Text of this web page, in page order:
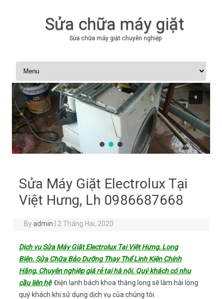
Sửa chữa máy giặt
Sửa chữa máy giặt chuyên nghiệp
Skip to content
Sửa Máy Giặt Electrolux Tại
Việt Hưng, Lh 0986687668
Byadmin 2 Tháng Hai, 2020
Dịch vụ Sửa Máy Giặt Electrolux Tại Việt Hưng, Long
Biên. Sửa Chữa Bảo Dưỡng Thay Thế Linh Kiện Chính
Hãng, Chuyên nghiệp giá rẻ tại hà nội. Quý khách có nhu
cầu liên hệ. Điện lạnh bách khoa thăng long sẽ làm hài lòng
quý khách khi sử dụng dịch vụ của chúng tôi.